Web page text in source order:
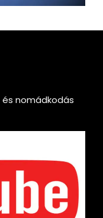
és nomádkodás